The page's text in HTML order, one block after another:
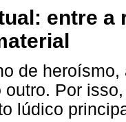
entre a
de
outro. Por
lúdico